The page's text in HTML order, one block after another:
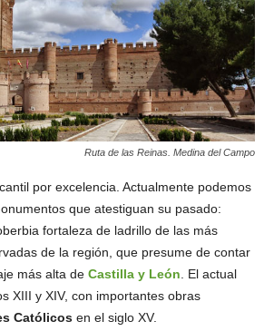
Ruta de las Reinas. Medina del Campo
por excelencia. Actualmente podemos
que atestiguan su pasado:
fortaleza de ladrillo de las más
de la región, que presume de contar
más alta de Castilla y León . El actual
XIII y XIV, con importantes obras
Católicos en el siglo XV.